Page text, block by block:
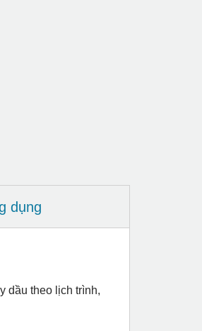
dụng
dầu theo lịch trình,